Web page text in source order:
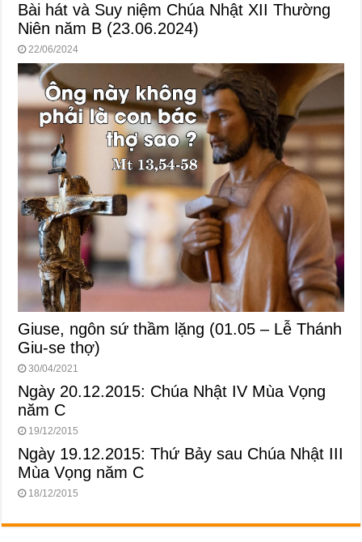
Bài hát và Suy niệm Chúa Nhật XII Thường
Niên năm B (23.06.2024)
22/06/2024
Giuse, ngôn sứ thầm lặng (01.05 – Lễ Thánh
Giu-se thợ)
30/04/2021
Ngày 20.12.2015: Chúa Nhật IV Mùa Vọng
năm C
19/12/2015
Ngày 19.12.2015: Thứ Bảy sau Chúa Nhật III
Mùa Vọng năm C
18/12/2015